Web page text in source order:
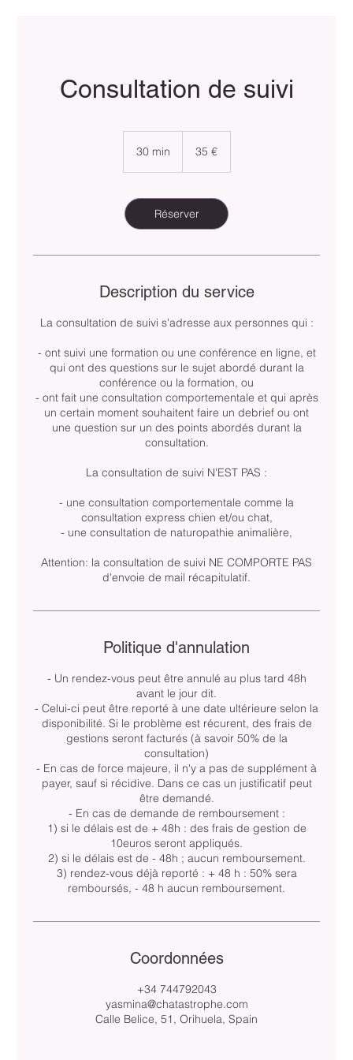
Consultation de suivi
30 min
i
n
35 €
Réserver
Description du service
La consultation de suivi s'adresse aux personnes qui :
- ont suivi une formation ou une conférence en ligne, et
qui ont des questions sur le sujet abordé durant la
conférence ou la formation, ou
- ont fait une consultation comportementale et qui après
un certain moment souhaitent faire un debrief ou ont
une question sur un des points abordés durant la
consultation.
La consultation de suivi N'EST PAS :
- une consultation comportementale comme la
consultation express chien et/ou chat,
- une consultation de naturopathie animalière,
Attention: la consultation de suivi NE COMPORTE PAS
d'envoie de mail récapitulatif.
Politique d'annulation
- Un rendez-vous peut être annulé au plus tard 48h
avant le jour dit.
- Celui-ci peut être reporté à une date ultérieure selon la
disponibilité. Si le problème est récurent, des frais de
gestions seront facturés (à savoir 50% de la
consultation)
- En cas de force majeure, il n'y a pas de supplément à
payer, sauf si récidive. Dans ce cas un justificatif peut
être demandé.
- En cas de demande de remboursement :
1) si le délais est de + 48h : des frais de gestion de
10euros seront appliqués.
2) si le délais est de - 48h ; aucun remboursement.
3) rendez-vous déjà reporté : + 48 h : 50% sera
remboursés, - 48 h aucun remboursement.
Coordonnées
+34 744792043
yasmina@chatastrophe.com
Calle Belice, 51, Orihuela, Spain